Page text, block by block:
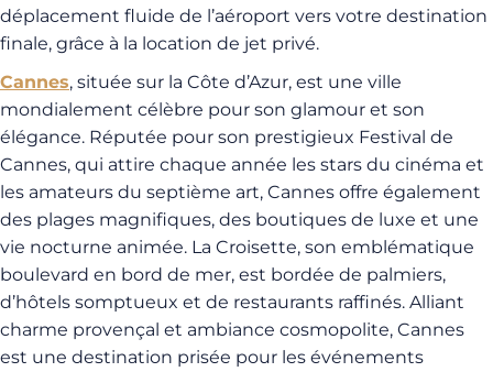
déplacement fluide de l’aéroport vers votre destination
finale, grâce à la location de jet privé.
Cannes, située sur la Côte d’Azur, est une ville
mondialement célèbre pour son glamour et son
élégance. Réputée pour son prestigieux Festival de
Cannes, qui attire chaque année les stars du cinéma et
les amateurs du septième art, Cannes offre également
des plages magnifiques, des boutiques de luxe et une
vie nocturne animée. La Croisette, son emblématique
boulevard en bord de mer, est bordée de palmiers,
d’hôtels somptueux et de restaurants raffinés. Alliant
charme provençal et ambiance cosmopolite, Cannes
est une destination prisée pour les événements